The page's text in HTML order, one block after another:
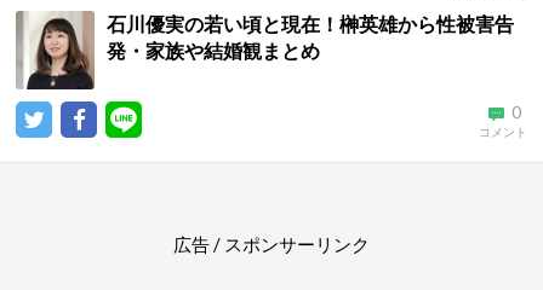
石川優実の若い頃と現在！榊英雄から性被害告
発・家族や結婚観まとめ
0
コメント
広告 / スポンサーリンク